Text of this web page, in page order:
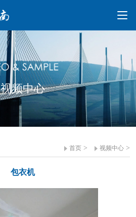
视频中心
首页 > 视频中心 >
包衣机